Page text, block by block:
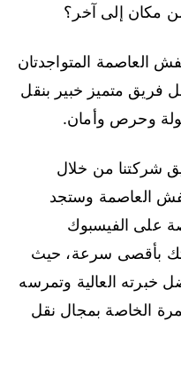
مكان إلى آخر؟
العاصمة المتواجدتان
فريق متميز خبير بنقل
وحرص وأمان.
شركتنا من خلال
العاصمة وستجد
على الفيسبوك
بأقصى سرعة، حيث
خبرته العالية وتمرسه
الخاصة بمجال نقل